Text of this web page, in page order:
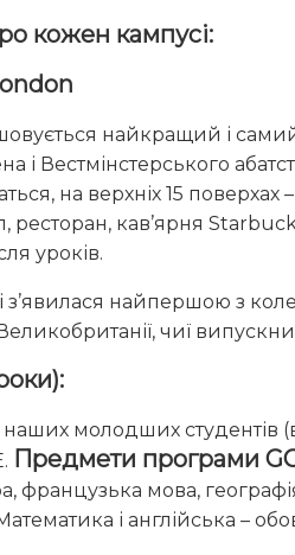
кожен кампусі:
найкращий і
і Вестмінстерського
на верхніх 15
ресторан, кав’ярня
уроків.
найпершою з
чиї
наших молодших студентів
Предмети програми
французька мова,
і англійська –